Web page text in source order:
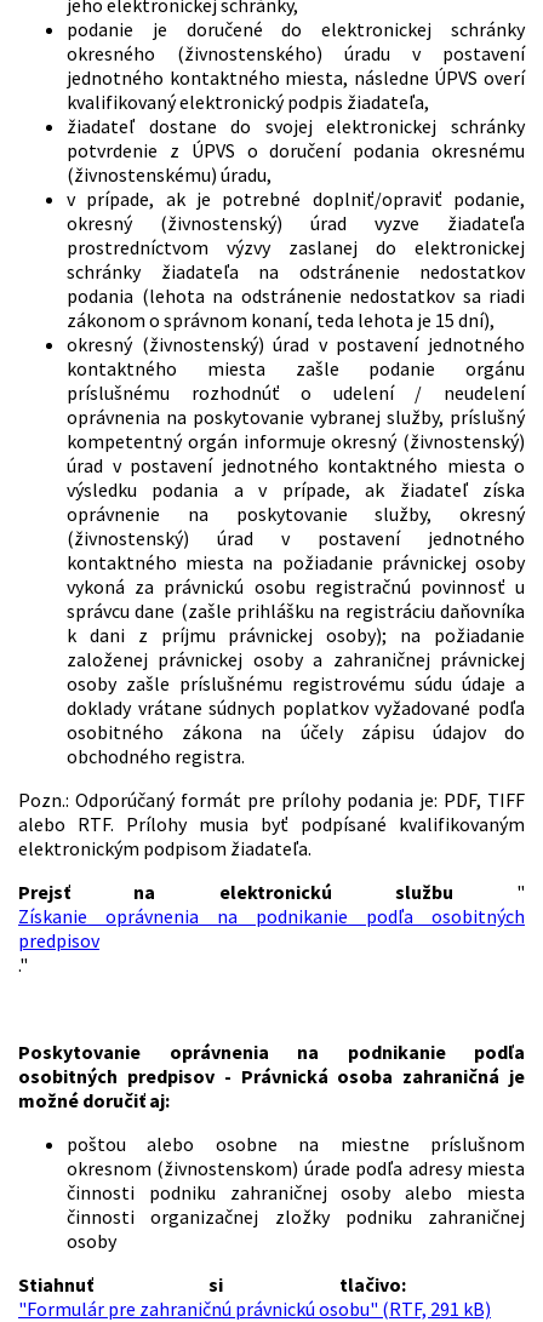
jeho elektronickej schránky,
podanie je doručené do elektronickej schránky
okresného (živnostenského) úradu v postavení
jednotného kontaktného miesta, následne ÚPVS overí
kvalifikovaný elektronický podpis žiadateľa,
žiadateľ dostane do svojej elektronickej schránky
potvrdenie z ÚPVS o doručení podania okresnému
(živnostenskému) úradu,
v prípade, ak je potrebné doplniť/opraviť podanie,
okresný (živnostenský) úrad vyzve žiadateľa
prostredníctvom výzvy zaslanej do elektronickej
schránky žiadateľa na odstránenie nedostatkov
podania (lehota na odstránenie nedostatkov sa riadi
zákonom o správnom konaní, teda lehota je 15 dní),
okresný (živnostenský) úrad v postavení jednotného
kontaktného miesta zašle podanie orgánu
príslušnému rozhodnúť o udelení / neudelení
oprávnenia na poskytovanie vybranej služby, príslušný
kompetentný orgán informuje okresný (živnostenský)
úrad v postavení jednotného kontaktného miesta o
výsledku podania a v prípade, ak žiadateľ získa
oprávnenie na poskytovanie služby, okresný
(živnostenský) úrad v postavení jednotného
kontaktného miesta na požiadanie právnickej osoby
vykoná za právnickú osobu registračnú povinnosť u
správcu dane (zašle prihlášku na registráciu daňovníka
k dani z príjmu právnickej osoby); na požiadanie
založenej právnickej osoby a zahraničnej právnickej
osoby zašle príslušnému registrovému súdu údaje a
doklady vrátane súdnych poplatkov vyžadované podľa
osobitného zákona na účely zápisu údajov do
obchodného registra.
Pozn.: Odporúčaný formát pre prílohy podania je: PDF, TIFF
alebo RTF. Prílohy musia byť podpísané kvalifikovaným
elektronickým podpisom žiadateľa.
Prejsť na elektronickú službu "
Získanie oprávnenia na podnikanie podľa osobitných
predpisov
."
Poskytovanie oprávnenia na podnikanie podľa
osobitných predpisov - Právnická osoba zahraničná je
možné doručiť aj:
poštou alebo osobne na miestne príslušnom
okresnom (živnostenskom) úrade podľa adresy miesta
činnosti podniku zahraničnej osoby alebo miesta
činnosti organizačnej zložky podniku zahraničnej
osoby
Stiahnuť si tlačivo:
"Formulár pre zahraničnú právnickú osobu" (RTF, 291 kB)